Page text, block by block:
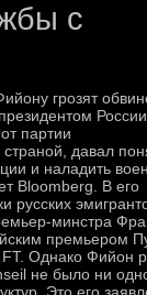
с
грозят
России
партии
давал
и наладить
Bloomberg. В его
русских
минстра
премьером
Однако Фийон
не было ни